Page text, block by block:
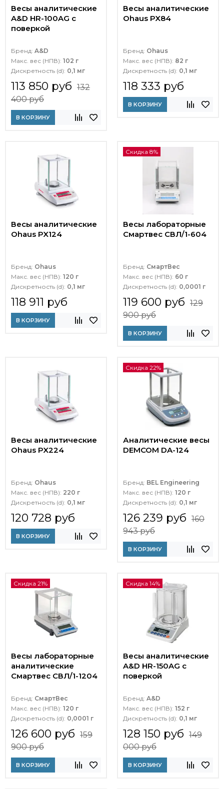
Весы аналитические
A&D HR-100AG с
поверкой
Бренд: A&D
Макс. вес (НПВ): 102 г
Дискретность (d): 0,1 мг
113 850 руб 132
400 руб
В КОРЗИНУ
Весы аналитические
Ohaus PX84
Бренд: Ohaus
Макс. вес (НПВ): 82 г
Дискретность (d): 0,1 мг
118 333 руб
В КОРЗИНУ
Весы аналитические
Ohaus PX124
Бренд: Ohaus
Макс. вес (НПВ): 120 г
Дискретность (d): 0,1 мг
118 911 руб
В КОРЗИНУ
Скидка 8%
Весы лабораторные
Смартвес СВЛ/1-604
Бренд: СмартВес
Макс. вес (НПВ): 60 г
Дискретность (d): 0,0001 г
119 600 руб 129
900 руб
В КОРЗИНУ
Весы аналитические
Ohaus PX224
Бренд: Ohaus
Макс. вес (НПВ): 220 г
Дискретность (d): 0,1 мг
120 728 руб
В КОРЗИНУ
Скидка 22%
Аналитические весы
DEMCOM DA-124
Бренд: BEL Engineering
Макс. вес (НПВ): 120 г
Дискретность (d): 0,1 мг
126 239 руб 160
943 руб
В КОРЗИНУ
Скидка 21%
Весы лабораторные
аналитические
Смартвес СВЛ/1-1204
Бренд: СмартВес
Макс. вес (НПВ): 120 г
Дискретность (d): 0,0001 г
126 600 руб 159
900 руб
В КОРЗИНУ
Скидка 14%
Весы аналитические
A&D HR-150AG с
поверкой
Бренд: A&D
Макс. вес (НПВ): 152 г
Дискретность (d): 0,1 мг
128 150 руб 149
000 руб
В КОРЗИНУ